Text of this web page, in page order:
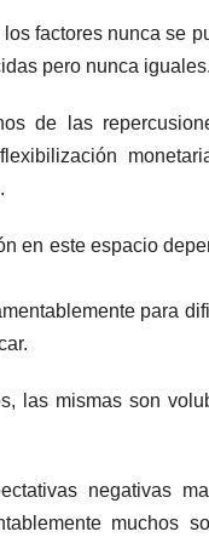
factores nunca se
pero nunca
de las
en este espacio
para
las mismas son
negativas
muchos